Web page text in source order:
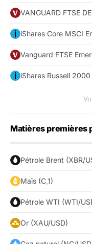
VANGUARD FTSE
iShares Core MSCI
Vanguard FTSE
iShares Russell
Matières premières
Pétrole Brent (XBR/
Maïs (C_1)
Pétrole WTI (WTI/
Or (XAU/USD)